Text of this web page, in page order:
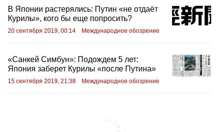
В Японии растерялись: Путин «не отдаёт
Курилы», кого бы еще попросить?
20 сентября 2019, 00:14 Международное обозрение
«Санкей Симбун»: Подождем 5 лет:
Япония заберет Курилы «после Путина»
15 сентября 2019, 21:38 Международное обозрение